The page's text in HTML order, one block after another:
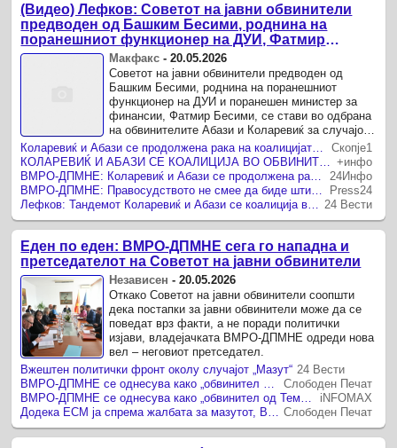
(Видео) Лефков: Советот на јавни обвинители
предводен од Башким Бесими, роднина на
поранешниот функционер на ДУИ, Фатмир
Бесими во одбрана на Абази и Коларевиќ за
случајот „Мазут’’
Макфакс -20.05.2026
Советот на јавни обвинители предводен од
Башким Бесими, роднина на поранешниот
функционер на ДУИ и поранешен министер за
финансии, Фатмир Бесими, се стави во одбрана
на обвинителите Абази и Коларевиќ за случајот
„Мазут’’ вреден 167 милиони евра, ...
Скопје1
+инфо
24Инфо
Press24
24 Вести
Еден по еден: ВМРО-ДПМНЕ сега го нападна и
претседателот на Советот на јавни обвинители
Независен -20.05.2026
Откако Советот на јавни обвинители соопшти
дека постапки за јавни обвинители може да се
поведат врз факти, а не поради политички
изјави, владејачката ВМРО-ДПМНЕ одреди нова
вел – неговиот претседател.
Вжештен политички фронт околу случајот „Мазут“ 24 Вести
ВМРО-ДПМНЕ се однесува како „обвинител од Тему“: Ахмети се пожалил кај странците за случајот со мазутот
Слободен Печат
ВМРО-ДПМНЕ се однесува како „обвинител од Тему“: Ахмети се пожалил кај странците за случајот со мазутот
iNFOMAX
Додека ЕСМ ја спрема жалбата за мазутот, ВМРО-ДПМНЕ „пука“ кон обвинителката за недокажаните злоупотреби Слободен Печат